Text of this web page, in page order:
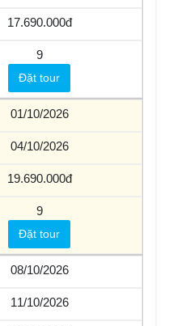
17.690.000
9
Đặt tour
01/10/2026
04/10/2026
19.690.000
9
Đặt tour
08/10/2026
11/10/2026